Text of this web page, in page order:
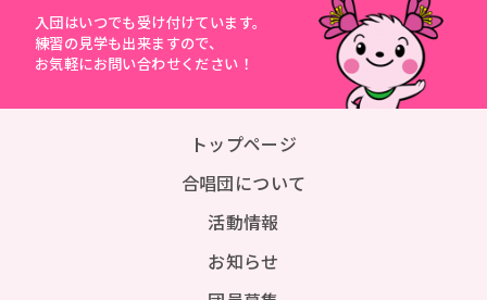
入団はいつでも受け付けています。
練習の見学も出来ますので、
お気軽にお問い合わせください！
トップページ
合唱団について
活動情報
お知らせ